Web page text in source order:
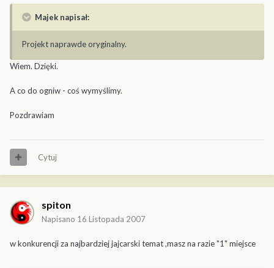
Majek napisał:
Projekt naprawde oryginalny.
Wiem. Dzięki.
A co do ogniw - coś wymyślimy.
Pozdrawiam
Cytuj
spiton
Napisano 16 Listopada 2007
w konkurencji za najbardziej jajcarski temat ,masz na razie "1" miejsce